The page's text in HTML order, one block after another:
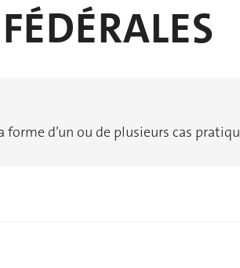
forme d’un ou de plusieurs cas